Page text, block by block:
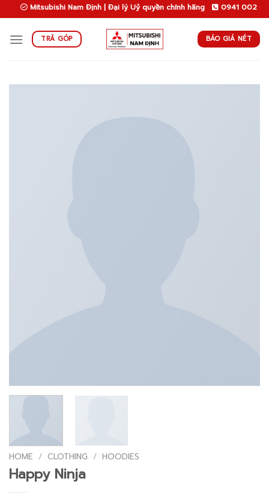
to
content
Mitsubishi Nam Định | Đại lý Uỷ quyền chính hãng 0941 002 694
TRẢ GÓP BÁO GIÁ NÉT
HOME / CLOTHING / HOODIES
Happy Ninja